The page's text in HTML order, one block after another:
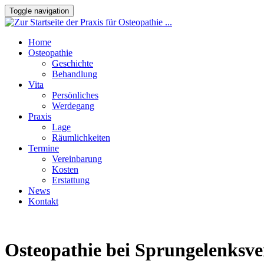
Toggle navigation
Home
Osteopathie
Geschichte
Behandlung
Vita
Persönliches
Werdegang
Praxis
Lage
Räumlichkeiten
Termine
Vereinbarung
Kosten
Erstattung
News
Kontakt
Osteopathie bei